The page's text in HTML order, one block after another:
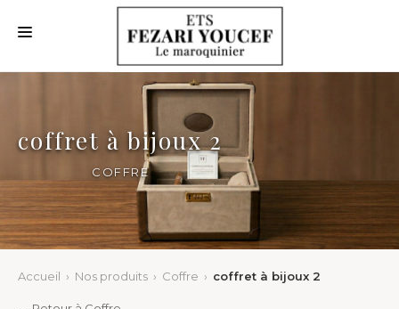
NOS PRODUITS
NOS CLIENTS
NOUS CONTACTER
coffret à bijoux 2
COFFRE
Accueil › Nos produits › Coffre › coffret à bijoux 2